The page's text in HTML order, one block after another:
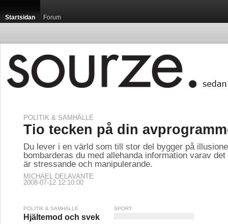
Startsidan Forum
POLITIK & SAMHÄLLE
Tio tecken på din
Du lever i en värld som till stor del bygger på
bombarderas du med allehanda information varav
är stressande och manipulerande.
MICHAEL DELAVANTE
2008-07-12 12:10:00
POLITIK & SAMHÄLLE
Hjältemod och svek
SPORT